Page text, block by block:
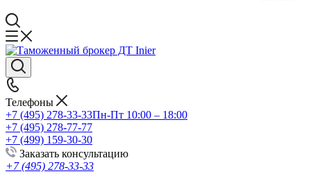
Телефоны
+7 (495) 278-33-33Пн-Пт 10:00 – 18:00
+7 (495) 278-77-77
+7 (499) 159-30-30
Заказать консультацию
+7 (495) 278-33-33